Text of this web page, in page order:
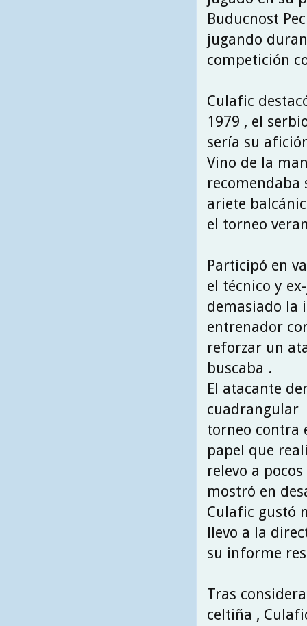
Buducnost
jugando
competición
Culafic
1979 , el
sería su
Vino de la
recomendaba
ariete
el torneo
Participó en
el técnico y
demasiado la
entrenador
reforzar un
buscaba .
El atacante
cuadrangular
torneo contra
papel que
relevo a
mostró en
Culafic gustó
llevo a la
su informe
Tras
celtiña ,